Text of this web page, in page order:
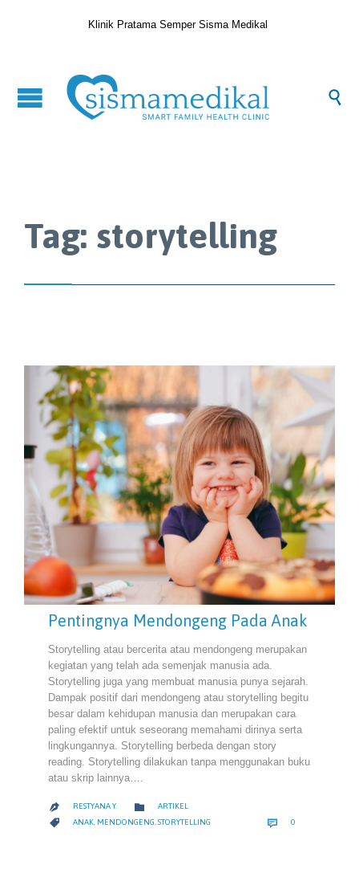
Klinik Pratama Semper Sisma Medikal

Tag: storytelling
Pentingnya Mendongeng Pada Anak
Storytelling atau bercerita atau mendongeng merupakan
kegiatan yang telah ada semenjak manusia ada.
Storytelling juga yang membuat manusia punya sejarah.
Dampak positif dari mendongeng atau storytelling begitu
besar dalam kehidupan manusia dan merupakan cara
paling efektif untuk seseorang memahami dirinya serta
lingkungannya. Storytelling berbeda dengan story
reading. Storytelling dilakukan tanpa menggunakan buku
atau skrip lainnya….
 RESTYANA Y.  CATEGORY
ARTIKEL
 CATEGORY
ANAK, MENDONGENG,STORYTELLING  0COMMENTS